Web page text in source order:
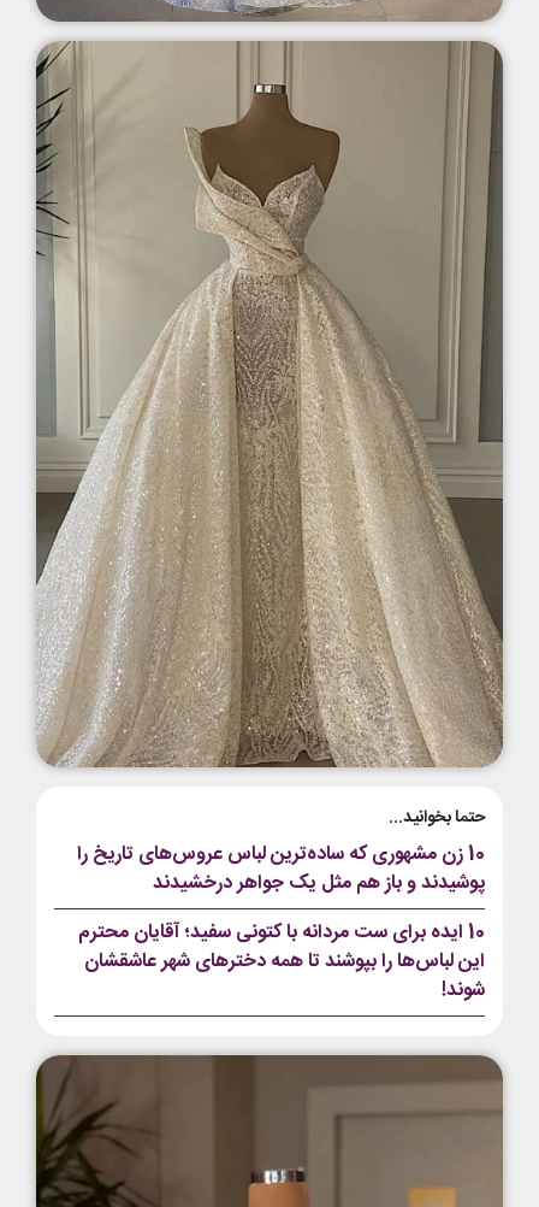
حتما بخوانید...
10 زن مشهوری که ساده‌ترین لباس عروس‌های تاریخ را
پوشیدند و باز هم مثل یک جواهر درخشیدند
10 ایده برای ست مردانه با کتونی سفید؛ آقایان محترم
این لباس‌ها را بپوشند تا همه دخترهای شهر عاشقشان
شوند!